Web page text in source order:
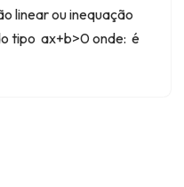
linear ou inequação
tipo ax+b>0 onde: é